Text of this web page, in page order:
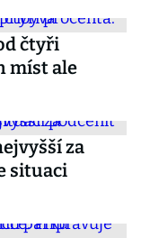
čtyři
míst ale
za
situaci